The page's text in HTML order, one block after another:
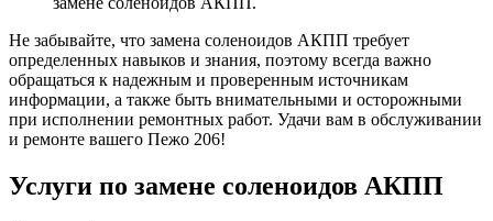
Не забывайте, что замена соленоидов АКПП требует
определенных навыков и знания, поэтому всегда важно
обращаться к надежным и проверенным источникам
информации, а также быть внимательными и осторожными
при исполнении ремонтных работ. Удачи вам в обслуживании
и ремонте вашего Пежо 206!
Услуги по замене соленоидов АКПП